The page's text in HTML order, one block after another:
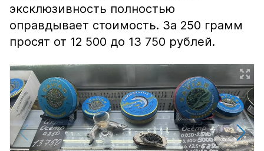
эксклюзивность полностью
оправдывает стоимость. За 250 грамм
просят от 12 500 до 13 750 рублей.